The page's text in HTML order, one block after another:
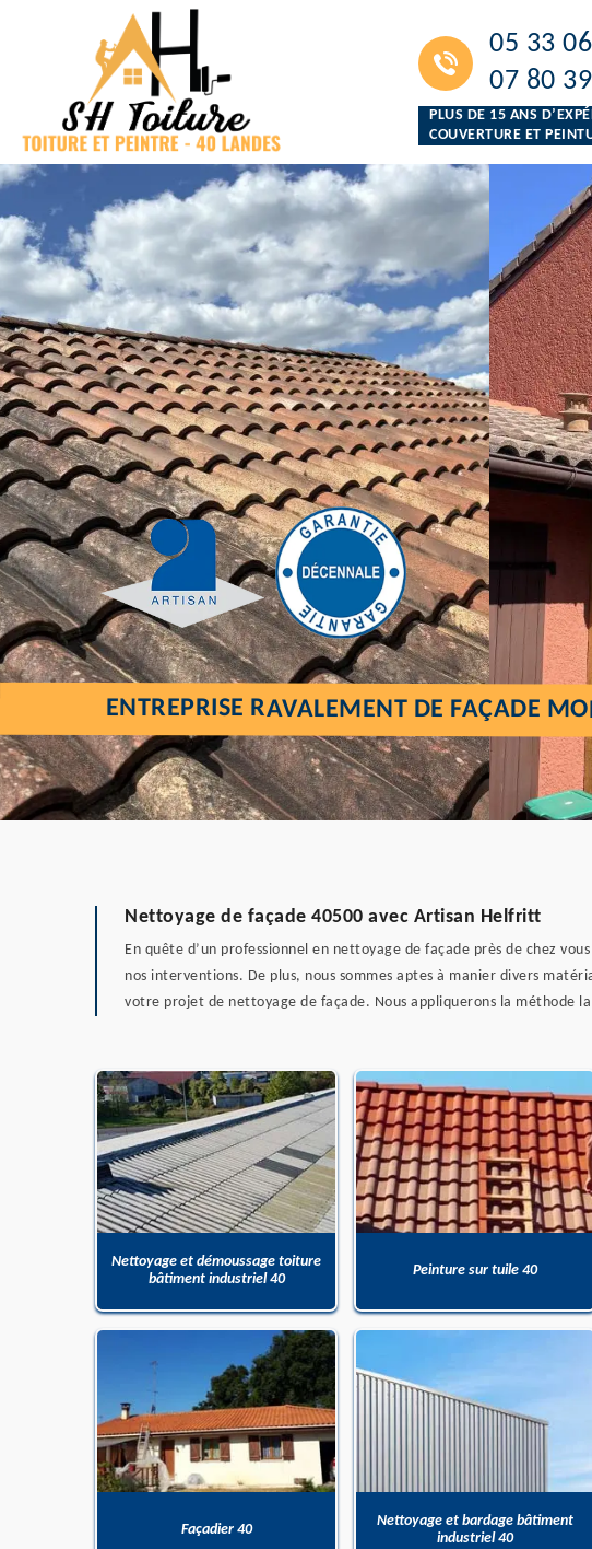
05 33
07 80
PLUS DE 15 ANS
COUVERTURE ET
ENTREPRISE RAVALEMENT DE FAÇADE
Nettoyage de façade 40500 avec Artisan Helfritt
En quête d’un professionnel en nettoyage de façade près de chez
nos interventions. De plus, nous sommes aptes à manier divers
votre projet de nettoyage de façade. Nous appliquerons la méthode
Nettoyage et démoussage toiture
bâtiment industriel 40
Peinture sur tuile 40
Façadier 40
Nettoyage et bardage bâtiment
industriel 40